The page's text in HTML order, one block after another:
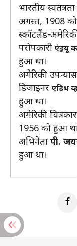
भारतीय
अगस्त, 1908 को
स्कॉटलैंड-
परोपकारी एंड्रयू
हुआ था।
अमेरिकी
डिजाइनर एडिथ
हुआ था।
अमेरिकी चित्रकार
1956 को हुआ
अभिनेता पी.
हुआ था।